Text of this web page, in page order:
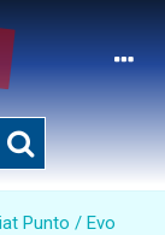
Punto / Evo